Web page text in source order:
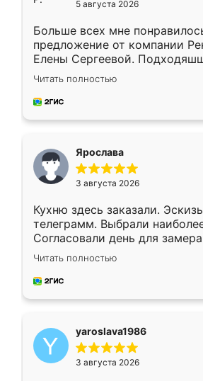
5 августа 2026
Больше всех мне
предложение от компании
Елены Сергеевой.
короткие сроки
для замера сотрудник
предложил по моему эскизу
Читать полностью
Ярослава
3 августа 2026
Кухню здесь заказали.
телеграмм. Выбрали
Согласовали день для
недели кухня была уже
довольны работой. Спасибо
мебель за качественную
Читать полностью
yaroslava1986
3 августа 2026